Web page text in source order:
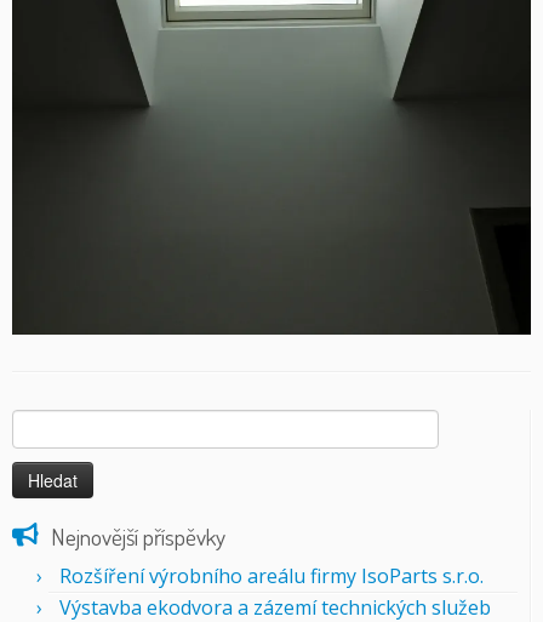
Vyhledávání
Nejnovější příspěvky
Rozšíření výrobního areálu firmy IsoParts s.r.o.
Výstavba ekodvora a zázemí technických služeb